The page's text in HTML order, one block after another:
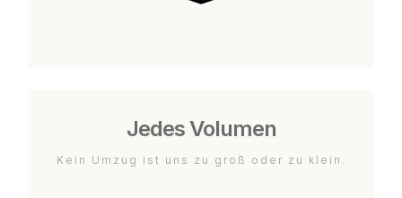
Jedes Volumen
Kein Umzug ist uns zu groß oder zu klein.